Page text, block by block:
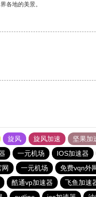
各地的美景。
旋风 旋风加速 坚果加
一元机场 IOS加速器
网 一元机场 免费vqn外
酷通vp加速器 飞鱼加速